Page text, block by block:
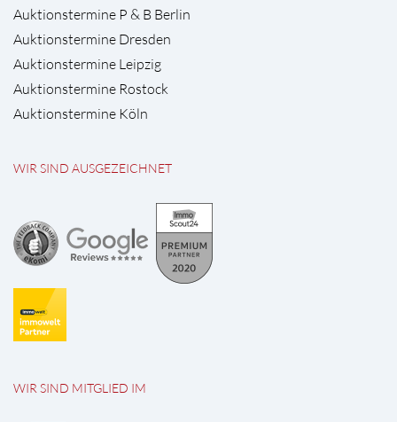
Auktionstermine P & B Berlin
Auktionstermine Dresden
Auktionstermine Leipzig
Auktionstermine Rostock
Auktionstermine Köln
WIR SIND AUSGEZEICHNET
WIR SIND MITGLIED IM